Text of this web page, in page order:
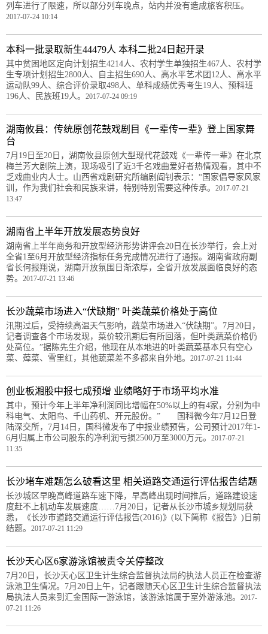
列车进行了限速，所以部分列车晚点，站内并没有造成旅客积压。
2017-07-24 10:14
本科一批录取新生44479人 本科二批24日起开录
其中贫困地区定向计划招生4214人、农村学生单独招生467人、农村学
生专项计划招生2800人、自主招生690人、高水平艺术团12人、高水平
运动队99人、综合评价录取498人、单科成绩优秀考生19人、预科班
196人、民族班19人。 2017-07-24 09:19
湖南攸县：传统原创花鼓戏剧目《一辈传一辈》登上国家舞
台
7月19日至20日，湖南攸县原创大型现代花鼓戏《一辈传一辈》在北京
梅兰芳大剧院上演，现场吸引了近3千名戏曲爱好者热情观看，其中不
乏戏曲业内人士。山西省戏剧研究所编剧阎钊表示：“国家倡导家风家
训，作为我们社会和民族来讲，特别特别需要这种传承。 2017-07-21
13:47
湖南省上半年开放发展态势良好
湖南省上半年商务和开放型经济形势讲评会20日在长沙举行，会上对
全省1至6月开放型经济指标任务完成情况进行了通报。湖南省政府副
省长何报翔说，湖南开放氛围日渐浓厚，全省开放发展面临良好的态
势。 2017-07-21 13:46
长沙蔬菜市场进入“伏缺期” 叶类蔬菜价格处于高位
汛期过后，受持续高温天气影响，蔬菜市场进入“伏缺期”。7月20日，
记者调查各个市场发现，菜价较汛期后有所回落，但叶类蔬菜价格仍
处高位。”据陈先生介绍，他现在从本地进的叶类蔬菜基本只有空心
菜、蔊菜、雪里红，其他蔬菜差不多都来自外地。 2017-07-21 11:44
创业板湘股中报七成预增 业绩略好于市场平均水准
其中，预计今年上半年净利润同比增幅在50%以上的有4家，分别为中
科电气、太阳鸟、千山药机、开元股份。” 国科微今年7月12日登
陆深交所，7月14日，国科微发布了中报业绩预告，公司预计2017年1-
6月归属上市公司股东的净利润亏损2500万至3000万元。 2017-07-21
11:35
长沙堵车难题怎么破看这里 相关道路交通运行评估报告结题
长沙城区早晚高峰道路车速下降，早高峰出现时间推后，道路建设速
度赶不上机动车发展速度……7月20日，记者从长沙市城乡规划局获
悉，《长沙市道路交通运行评估报告(2016)》(以下简称《报告》)日前
结题。 2017-07-21 11:29
长沙天心区6家游泳馆被责令关停整改
7月20日，长沙天心区卫生计生综合监督执法局的执法人员正在检查游
泳池卫生情况。7月20日上午，记者跟随天心区卫生计生综合监督执法
局执法人员来到汇金国际一游泳馆，该游泳馆属于室外游泳池。 2017-
07-21 11:26